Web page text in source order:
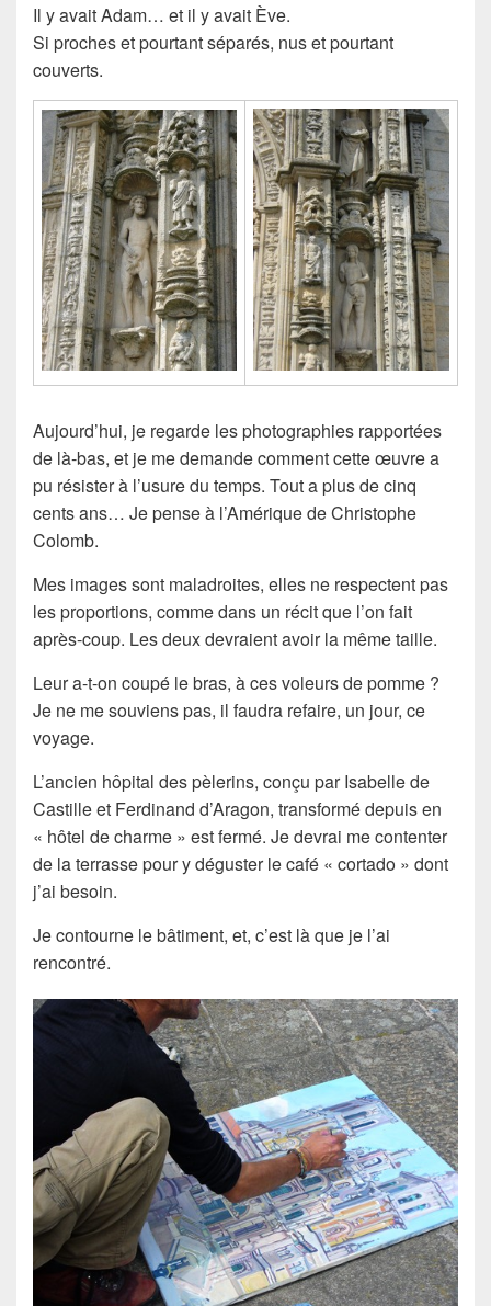
Il y avait Adam… et il y avait Ève.
Si proches et pourtant séparés, nus et pourtant
couverts.
Aujourd’hui, je regarde les photographies rapportées
de là-bas, et je me demande comment cette œuvre a
pu résister à l’usure du temps. Tout a plus de cinq
cents ans… Je pense à l’Amérique de Christophe
Colomb.
Mes images sont maladroites, elles ne respectent pas
les proportions, comme dans un récit que l’on fait
après-coup. Les deux devraient avoir la même taille.
Leur a-t-on coupé le bras, à ces voleurs de pomme ?
Je ne me souviens pas, il faudra refaire, un jour, ce
voyage.
L’ancien hôpital des pèlerins, conçu par Isabelle de
Castille et Ferdinand d’Aragon, transformé depuis en
« hôtel de charme » est fermé. Je devrai me contenter
de la terrasse pour y déguster le café « cortado » dont
j’ai besoin.
Je contourne le bâtiment, et, c’est là que je l’ai
rencontré.